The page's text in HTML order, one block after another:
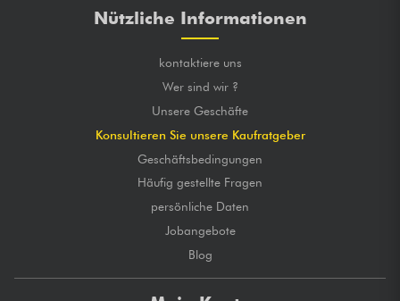
Nützliche Informationen
kontaktiere uns
Wer sind wir ?
Unsere Geschäfte
Konsultieren Sie unsere Kaufratgeber
Geschäftsbedingungen
Häufig gestellte Fragen
persönliche Daten
Jobangebote
Blog